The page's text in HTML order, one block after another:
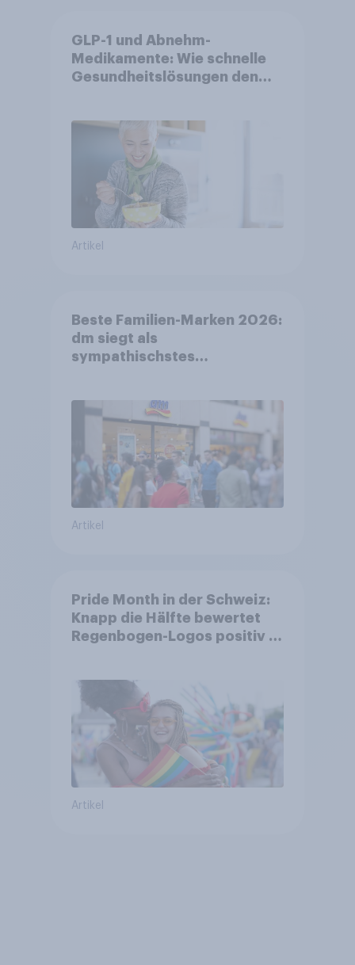
GLP-1 und Abnehm-
Medikamente: Wie schnelle
Gesundheitslösungen den
Artikel
Beste Familien-Marken 2026:
dm siegt als
sympathischstes
Artikel
Pride Month in der Schweiz:
Knapp die Hälfte bewertet
Regenbogen-Logos positiv –
Artikel